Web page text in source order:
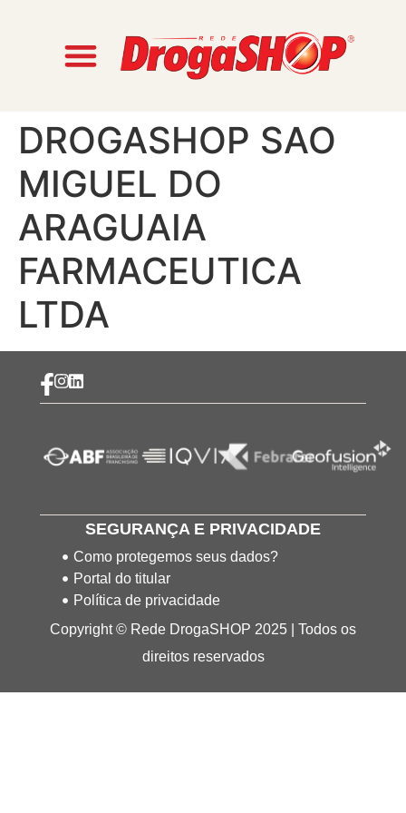
DROGASHOP SAO
MIGUEL DO
ARAGUAIA
FARMACEUTICA
LTDA
SEGURANÇA E PRIVACIDADE
Como protegemos seus dados?
Portal do titular
Política de privacidade
Copyright © Rede DrogaSHOP 2025 | Todos os
direitos reservados